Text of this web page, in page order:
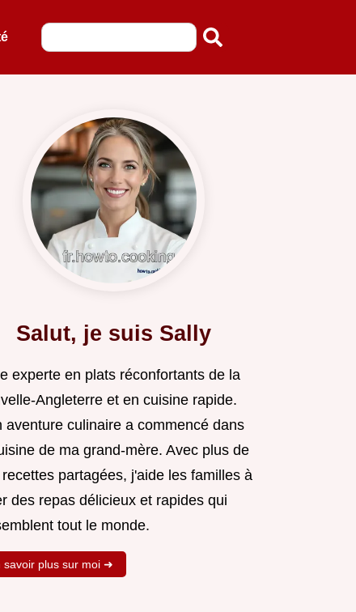
Salut, je suis Sally
experte en plats réconfortants de la
Angleterre et en cuisine rapide.
aventure culinaire a commencé dans
de ma grand-mère. Avec plus de
partagées, j'aide les familles à
des repas délicieux et rapides qui
tout le monde.
savoir plus sur moi ➜